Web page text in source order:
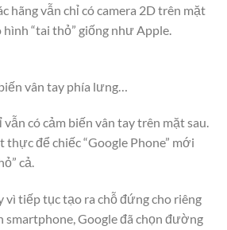
hãng vẫn chỉ có camera 2D trên mặt
“tai thỏ” giống như Apple.
vân tay phía lưng…
có cảm biến vân tay trên mặt sau.
thực để chiếc “Google Phone” mới
cả.
vì tiếp tục tạo ra chỗ đứng cho riêng
smartphone, Google đã chọn đường